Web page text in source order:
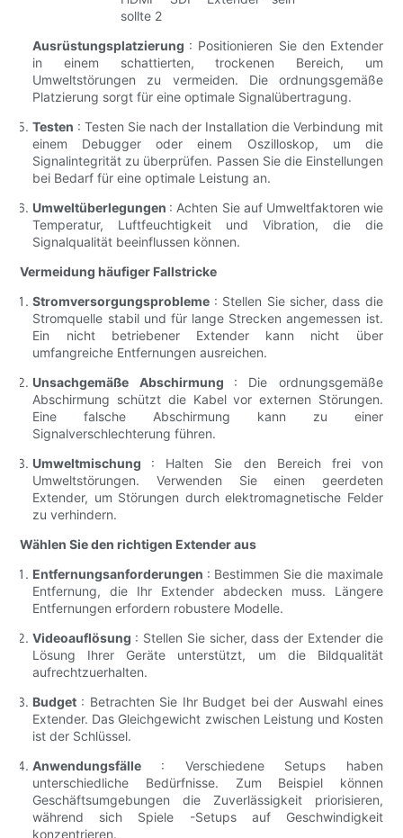
Ausrüstungsplatzierung : Positionieren Sie den Extender
in einem schattierten, trockenen Bereich, um
Umweltstörungen zu vermeiden. Die ordnungsgemäße
Platzierung sorgt für eine optimale Signalübertragung.
Testen : Testen Sie nach der Installation die Verbindung mit
einem Debugger oder einem Oszilloskop, um die
Signalintegrität zu überprüfen. Passen Sie die Einstellungen
bei Bedarf für eine optimale Leistung an.
Umweltüberlegungen : Achten Sie auf Umweltfaktoren wie
Temperatur, Luftfeuchtigkeit und Vibration, die die
Signalqualität beeinflussen können.
Vermeidung häufiger Fallstricke
Stromversorgungsprobleme : Stellen Sie sicher, dass die
Stromquelle stabil und für lange Strecken angemessen ist.
Ein nicht betriebener Extender kann nicht über
umfangreiche Entfernungen ausreichen.
Unsachgemäße Abschirmung : Die ordnungsgemäße
Abschirmung schützt die Kabel vor externen Störungen.
Eine falsche Abschirmung kann zu einer
Signalverschlechterung führen.
Umweltmischung : Halten Sie den Bereich frei von
Umweltstörungen. Verwenden Sie einen geerdeten
Extender, um Störungen durch elektromagnetische Felder
zu verhindern.
Wählen Sie den richtigen Extender aus
Entfernungsanforderungen : Bestimmen Sie die maximale
Entfernung, die Ihr Extender abdecken muss. Längere
Entfernungen erfordern robustere Modelle.
Videoauflösung : Stellen Sie sicher, dass der Extender die
Lösung Ihrer Geräte unterstützt, um die Bildqualität
aufrechtzuerhalten.
Budget : Betrachten Sie Ihr Budget bei der Auswahl eines
Extender. Das Gleichgewicht zwischen Leistung und Kosten
ist der Schlüssel.
Anwendungsfälle : Verschiedene Setups haben
unterschiedliche Bedürfnisse. Zum Beispiel können
Geschäftsumgebungen die Zuverlässigkeit priorisieren,
während sich Spiele -Setups auf Geschwindigkeit
konzentrieren.